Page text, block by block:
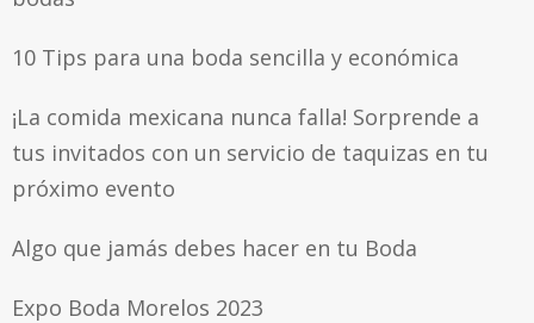
10 Tips para una boda sencilla y económica
¡La comida mexicana nunca falla! Sorprende a
tus invitados con un servicio de taquizas en tu
próximo evento
Algo que jamás debes hacer en tu Boda
Expo Boda Morelos 2023